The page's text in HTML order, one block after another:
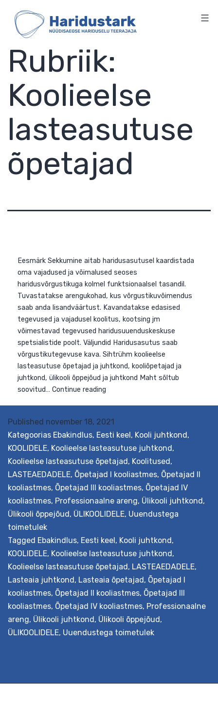
content
Rubriik:
Koolieelse
lasteasutuse
õpetajad
Eesmärk Sekkumine aitab haridusasutusel kaardistada
oma vajadused ja võimalused seoses
haridusvõrgustikuga kolmel funktsionaalsel tasandil.
Tuvastatakse arengukohad, kus võrgustikuvõimendus
saab anda lisandväärtust. Kavandatakse edasised
tegevused ja vajadusel koolitus, kootsing jm
võimestavad tegevused haridusuuenduskeskuse
spetsialistide poolt. Väljundid Haridusasutus saab
võrgustikutegevuse kava. Sihtrühm koolieelse
lasteasutuse õpetajad ja juhtkond, kooliõpetajad ja
juhtkond, ülikooli õppejõud ja juhtkond Maht sõltub
soovitud…Continue readingVõrgustikuvõimekuse
kompassi
toetuspakett
Published november 18, 2021
Kategoorias Ebakindlus, Eesti keel, Kooli juhtkond,
KOOLIDELE, Koolieelse lasteasutuse juhtkond,
Koolieelse lasteasutuse õpetajad, Koolitused,
LASTEAEDADELE, Õpetajad I kooliastmes, Õpetajad II
kooliastmes, Õpetajad III kooliastmes, Õpetajad IV
kooliastmes, Professionaalne areng, Ülikooli juhtkond,
Ülikooli õppejõud, ÜLIKOOLIDELE, Uuendustega
toimetulek
Tagged Ebakindlus, Eesti keel, Kooli juhtkond,
KOOLIDELE, Koolieelse lasteasutuse juhtkond,
Koolieelse lasteasutuse õpetajad, LASTEAEDADELE,
Lasteaia juhtkond, Lasteaia õpetajad, Õpetajad I
kooliastmes, Õpetajad II kooliastmes, Õpetajad III
kooliastmes, Õpetajad IV kooliastmes, Professionaalne
areng, Ülikooli juhtkond, Ülikooli õppejõud,
ÜLIKOOLIDELE, Uuendustega toimetulek